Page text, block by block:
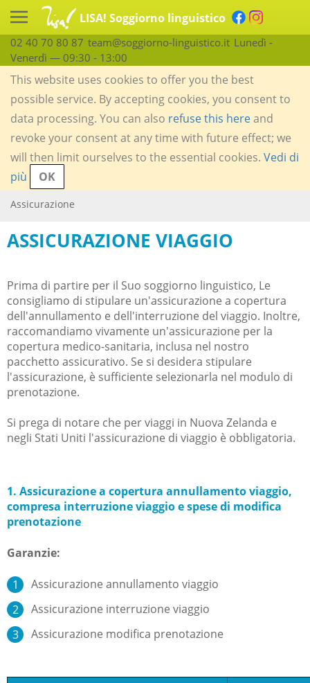
LISA! Soggiorno linguistico
02 40 70 80 87 team@soggiorno-linguistico.it Lunedì -
Venerdì — 09:30 - 13:00
This website uses cookies to offer you the best
possible service. By accepting cookies, you consent to
data processing. You can also refuse this hereand
revoke your consent at any time with future effect; we
will then limit ourselves to the essential cookies. Vedi di
più
OK
Assicurazione
ASSICURAZIONE VIAGGIO
Prima di partire per il Suo soggiorno linguistico, Le
consigliamo di stipulare un'assicurazione a copertura
dell'annullamento e dell'interruzione del viaggio. Inoltre,
raccomandiamo vivamente un'assicurazione per la
copertura medico-sanitaria, inclusa nel nostro
pacchetto assicurativo. Se si desidera stipulare
l'assicurazione, è sufficiente selezionarla nel modulo di
prenotazione.
Si prega di notare che per viaggi in Nuova Zelanda e
negli Stati Uniti l'assicurazione di viaggio è obbligatoria.
1. Assicurazione a copertura annullamento viaggio,
compresa interruzione viaggio e spese di modifica
prenotazione
Garanzie:
Assicurazione annullamento viaggio
Assicurazione interruzione viaggio
Assicurazione modifica prenotazione